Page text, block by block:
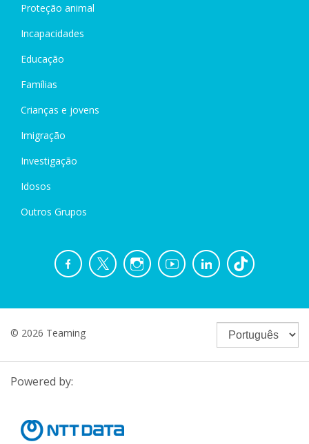
Proteção animal
Incapacidades
Educação
Famílias
Crianças e jovens
Imigração
Investigação
Idosos
Outros Grupos
© 2026 Teaming
Powered by: